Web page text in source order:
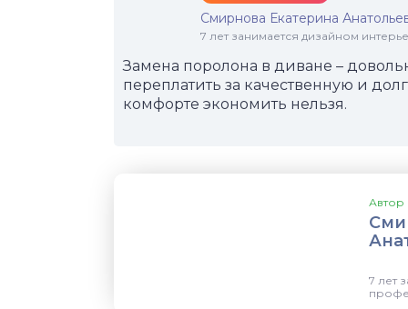
Смирнова Екатерина
7 лет занимается дизайном
Замена поролона в диване –
переплатить за качественную и
комфорте экономить нельзя.
Автор
7 лет